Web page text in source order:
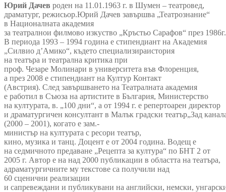
Юрий Дачев роден на 11.01.1963 г. в Шумен – театровед,
драматург, режисьор.Юрий Дачев завършва „Театрознание“
в Националната академия
за театралнои филмово изкуство „Кръстьо Сарафов“ през 1986г.
В периода 1993 – 1994 година е стипендиант на Академия
„Силвио д’Амико“, където специализираистория
на театъра и театрална критика при
проф. Чезаре Молинари в университета във Флоренция,
а през 2008 е стипендиант на Култур Контакт
(Австрия). След завършването на Театралната академия
е работил в Съюза на артистите в България, Министерство
на културата, в. „100 дни“, а от 1994 г. е репертоарен директор
и драматургичен консултант в Малък градски театър„Зад
(2000 – 2001), когато е зам.-
министър на културата с ресори театър,
кино, музика и танц. Доцент е от 2004 година. Водещ е
на седмичното предаване „Рецепта за култура“ по БНТ 2 от
2005 г. Автор е на над 2000 публикации в областта на театъра,
адраматургичните му текстове са получили над
60 сценични реализации
и сапревеждани и публикувани на английски, немски,